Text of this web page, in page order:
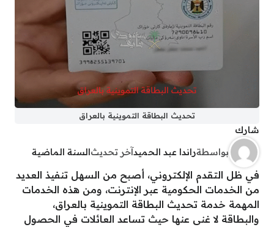
تحديث البطاقة التموينية بالعراق
شارك
بواسطةراندا عبد الحميدآخر تحديثالسنة الماضية
في ظل التقدم الإلكتروني، أصبح من السهل تنفيذ العديد
من الخدمات الحكومية عبر الإنترنت، ومن هذه الخدمات
المهمة خدمة تحديث البطاقة التموينية بالعراق،
والبطاقة لا غنى عنها حيث تساعد العائلات في الحصول